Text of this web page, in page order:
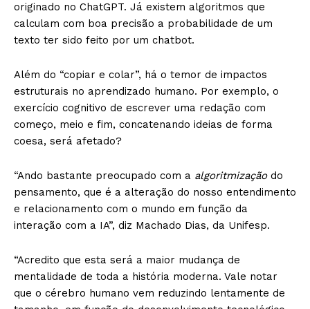
originado no ChatGPT. Já existem algoritmos que
calculam com boa precisão a probabilidade de um
texto ter sido feito por um chatbot.
Além do “copiar e colar”, há o temor de impactos
estruturais no aprendizado humano. Por exemplo, o
exercício cognitivo de escrever uma redação com
começo, meio e fim, concatenando ideias de forma
coesa, será afetado?
“Ando bastante preocupado com a algoritmizaçãodo
pensamento, que é a alteração do nosso entendimento
e relacionamento com o mundo em função da
interação com a IA”, diz Machado Dias, da Unifesp.
“Acredito que esta será a maior mudança de
mentalidade de toda a história moderna. Vale notar
que o cérebro humano vem reduzindo lentamente de